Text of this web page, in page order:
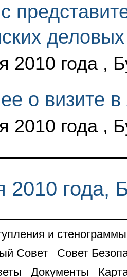
деловых
2010 года ,
о визите в
2010 года ,
2010 года,
и стенограммы
Совет
Совет
Документы